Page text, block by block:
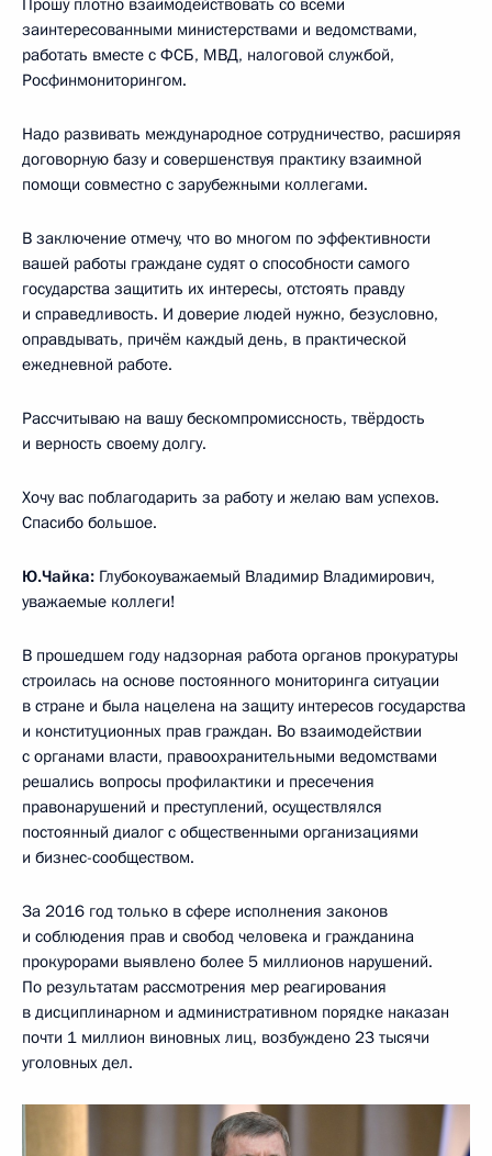
Прошу плотно взаимодействовать со всеми
заинтересованными министерствами и ведомствами,
работать вместе с ФСБ, МВД, налоговой службой,
Росфинмониторингом.
Надо развивать международное сотрудничество, расширяя
договорную базу и совершенствуя практику взаимной
помощи совместно с зарубежными коллегами.
В заключение отмечу, что во многом по эффективности
вашей работы граждане судят о способности самого
государства защитить их интересы, отстоять правду
и справедливость. И доверие людей нужно, безусловно,
оправдывать, причём каждый день, в практической
ежедневной работе.
Рассчитываю на вашу бескомпромиссность, твёрдость
и верность своему долгу.
Хочу вас поблагодарить за работу и желаю вам успехов.
Спасибо большое.
Ю.Чайка: Глубокоуважаемый Владимир Владимирович,
уважаемые коллеги!
В прошедшем году надзорная работа органов прокуратуры
строилась на основе постоянного мониторинга ситуации
в стране и была нацелена на защиту интересов государства
и конституционных прав граждан. Во взаимодействии
с органами власти, правоохранительными ведомствами
решались вопросы профилактики и пресечения
правонарушений и преступлений, осуществлялся
постоянный диалог с общественными организациями
и бизнес-сообществом.
За 2016 год только в сфере исполнения законов
и соблюдения прав и свобод человека и гражданина
прокурорами выявлено более 5 миллионов нарушений.
По результатам рассмотрения мер реагирования
в дисциплинарном и административном порядке наказан
почти 1 миллион виновных лиц, возбуждено 23 тысячи
уголовных дел.